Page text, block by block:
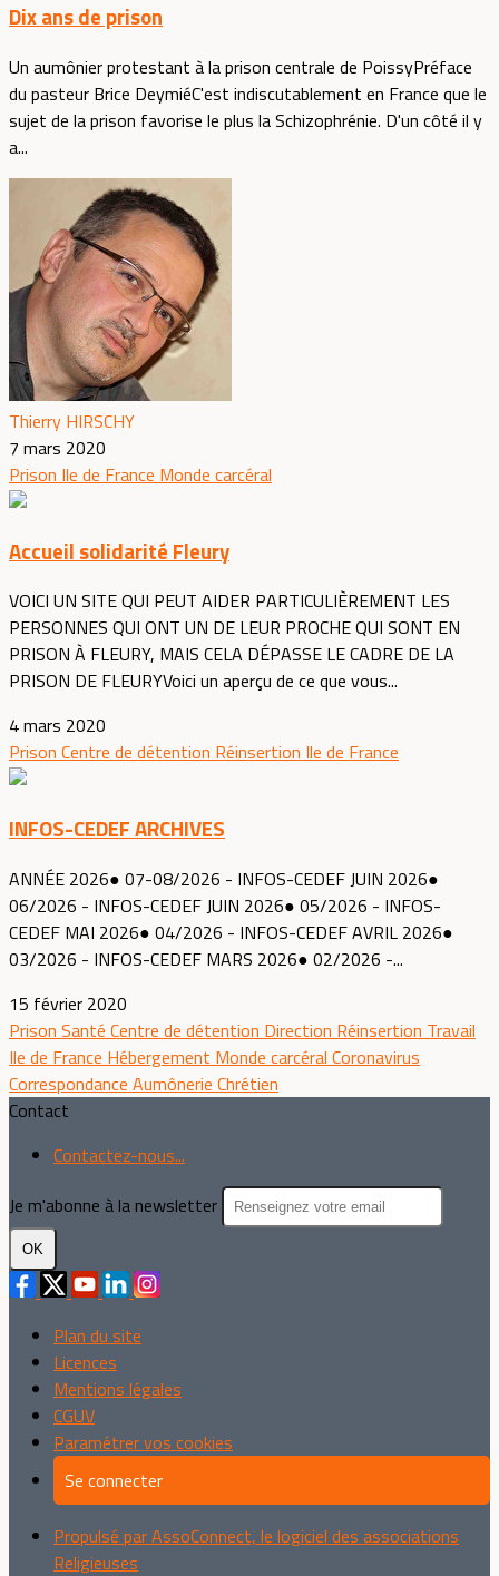
Dix ans de prison
Un aumônier protestant à la prison centrale de PoissyPréface
du pasteur Brice DeymiéC'est indiscutablement en France que le
sujet de la prison favorise le plus la Schizophrénie. D'un côté il y
a...
Thierry HIRSCHY
7 mars 2020
Prison Ile de France Monde carcéral
Accueil solidarité Fleury
VOICI UN SITE QUI PEUT AIDER PARTICULIÈREMENT LES
PERSONNES QUI ONT UN DE LEUR PROCHE QUI SONT EN
PRISON À FLEURY, MAIS CELA DÉPASSE LE CADRE DE LA
PRISON DE FLEURYVoici un aperçu de ce que vous...
4 mars 2020
Prison Centre de détention Réinsertion Ile de France
INFOS-CEDEF ARCHIVES
ANNÉE 2026● 07-08/2026 - INFOS-CEDEF JUIN 2026●
06/2026 - INFOS-CEDEF JUIN 2026● 05/2026 - INFOS-
CEDEF MAI 2026● 04/2026 - INFOS-CEDEF AVRIL 2026●
03/2026 - INFOS-CEDEF MARS 2026● 02/2026 -...
15 février 2020
Prison Santé Centre de détention Direction Réinsertion Travail
Ile de France Hébergement Monde carcéral Coronavirus
Correspondance Aumônerie Chrétien
Contact
Contactez-nous...
Je m'abonne à la newsletter
OK
Plan du site
Licences
Mentions légales
CGUV
Paramétrer vos cookies
Se connecter
Propulsé par AssoConnect, le logiciel des associations
Religieuses